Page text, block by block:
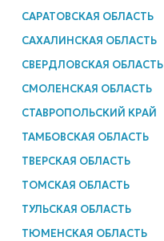
САРАТОВСКАЯ ОБЛАСТЬ
САХАЛИНСКАЯ ОБЛАСТЬ
СВЕРДЛОВСКАЯ ОБЛАСТЬ
СМОЛЕНСКАЯ ОБЛАСТЬ
СТАВРОПОЛЬСКИЙ КРАЙ
ТАМБОВСКАЯ ОБЛАСТЬ
ТВЕРСКАЯ ОБЛАСТЬ
ТОМСКАЯ ОБЛАСТЬ
ТУЛЬСКАЯ ОБЛАСТЬ
ТЮМЕНСКАЯ ОБЛАСТЬ